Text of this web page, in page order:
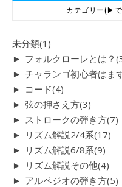
カテゴリー(▶で
未分類(1)
► フォルクローレとは？
► チャランゴ初心者はま
► コード(4)
► 弦の押さえ方(3)
► ストロークの弾き方(7)
► リズム解説2/4系(17)
► リズム解説6/8系(9)
► リズム解説その他(4)
► アルペジオの弾き方(5)